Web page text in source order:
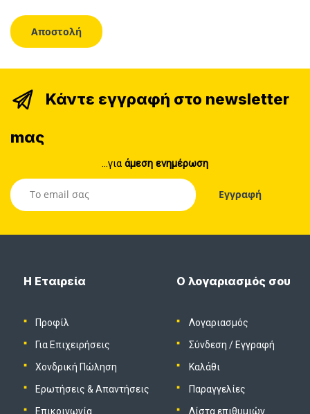
Κάντε εγγραφή στο newsletter
mας
...για άμεση ενημέρωση
Η Εταιρεία
Προφίλ
Για Επιχειρήσεις
Χονδρική Πώληση
Ερωτήσεις & Απαντήσεις
Επικοινωνία
Ο λογαριασμός σου
Λογαριασμός
Σύνδεση / Εγγραφή
Καλάθι
Παραγγελίες
Λίστα επιθυμιών